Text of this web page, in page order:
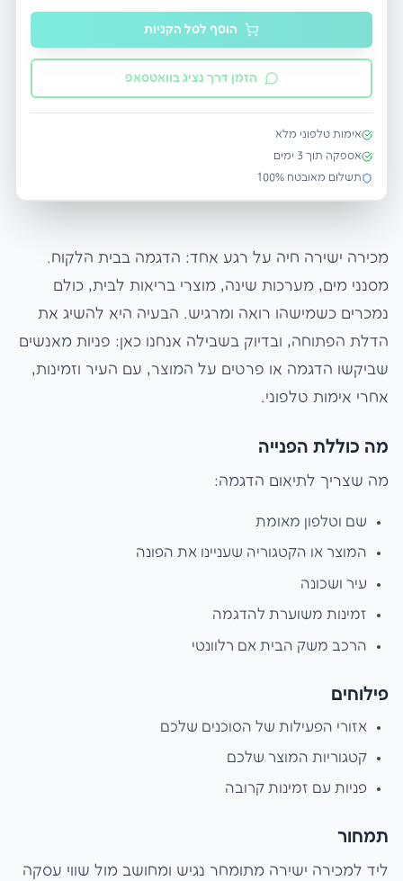
הוסף לסל הקניות
הזמן דרך נציג בוואטסאפ
אימות טלפוני מלא
אספקה תוך 3 ימים
תשלום מאובטח 100%
מכירה ישירה חיה על רגע אחד: הדגמה בבית הלקוח.
מסנני מים, מערכות שינה, מוצרי בריאות לבית, כולם
נמכרים כשמישהו רואה ומרגיש. הבעיה היא להשיג את
הדלת הפתוחה, ובדיוק בשבילה אנחנו כאן: פניות מאנשים
שביקשו הדגמה או פרטים על המוצר, עם העיר וזמינות,
אחרי אימות טלפוני.
מה כוללת הפנייה
מה שצריך לתיאום הדגמה:
שם וטלפון מאומת
המוצר או הקטגוריה שעניינו את הפונה
עיר ושכונה
זמינות משוערת להדגמה
הרכב משק הבית אם רלוונטי
פילוחים
אזורי הפעילות של הסוכנים שלכם
קטגוריות המוצר שלכם
פניות עם זמינות קרובה
תמחור
ליד למכירה ישירה מתומחר נגיש ומחושב מול שווי עסקה